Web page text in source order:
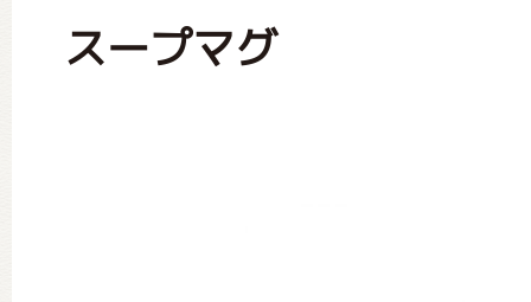
スープマグ
絵本・作家紹介